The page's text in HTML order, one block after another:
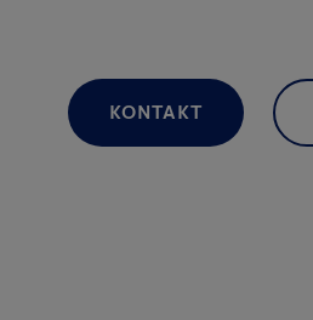
KONTAKT